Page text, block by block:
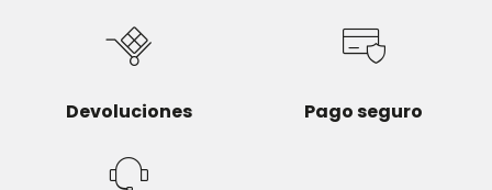
Devoluciones Pago seguro